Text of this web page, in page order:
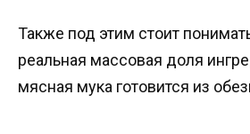
Также под этим стоит
реальная массовая доля
мясная мука готовится из